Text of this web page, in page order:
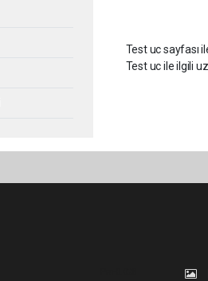
Test uc sayfası
Test uc ile ilgili